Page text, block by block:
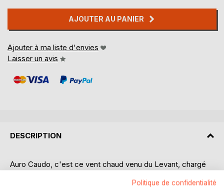
AJOUTER AU PANIER
Ajouter à ma liste d'envies
Laisser un avis
DESCRIPTION
Auro Caudo, c'est ce vent chaud venu du Levant, chargé
Politique de confidentialité